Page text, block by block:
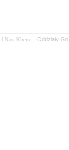
I Nasi Klienci I Oddziały